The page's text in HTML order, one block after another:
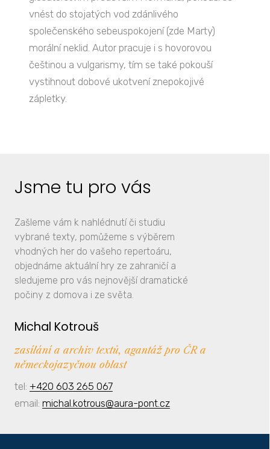
vnést do stojatých vod zdánlivého
společenského sebeuspokojení (zde Marty)
morální neklid. Autor pracuje i s hovorovou
češtinou a vulgarismy, tím se také pokouší
vystihnout dobové ukotvení znepokojivé
zápletky.
Jsme tu pro vás
Zašleme vám k nahlédnutí či studiu
vybrané texty, pomůžeme s výběrem
vhodných her do vašeho repertoáru,
objednáme aktuální hry ze zahraničí a
sledujeme pro vás nejnovější dramatické
počiny z domova i ze světa.
Michal Kotrouš
zasílání a archiv textů, agantáž pro ČR a
německojazyčnou oblast
tel: +420 603 265 067
email: michal.kotrous@aura-pont.cz